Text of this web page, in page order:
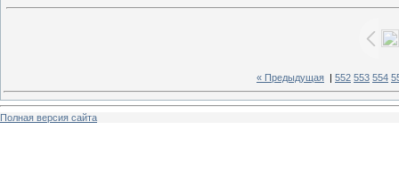
« Предыдущая 552 553 554
Полная версия сайта